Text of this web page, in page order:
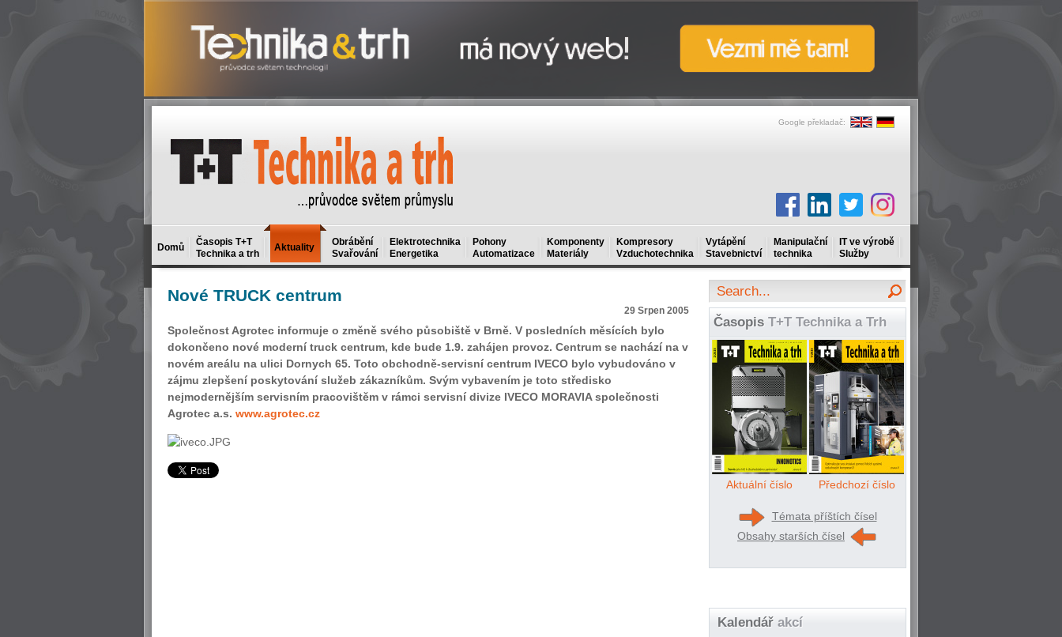
Google překladač:
Domů
Časopis T+T
Technika a trh
Aktuality
Obrábění
Svařování
Elektrotechnika
Energetika
Pohony
Automatizace
Komponenty
Materiály
Kompresory
Vzduchotechnika
Vytápění
Stavebnictví
Manipulační
technika
IT ve výrobě
Služby
Nové TRUCK centrum
29 Srpen 2005
Společnost Agrotec informuje o změně svého působiště v Brně. V posledních měsících bylo
dokončeno nové moderní truck centrum, kde bude 1.9. zahájen provoz. Centrum se nachází na v
novém areálu na ulici Dornych 65. Toto obchodně-servisní centrum IVECO bylo vybudováno v
zájmu zlepšení poskytování služeb zákazníkům. Svým vybavením je toto středisko
nejmodernějším servisním pracovištěm v rámci servisní divize IVECO MORAVIA společnosti
Agrotec a.s. www.agrotec.cz
Časopis T+T Technika a Trh
Aktuální číslo Předchozí číslo
Témata příštích čísel
Obsahy starších čísel
Kalendář akcí